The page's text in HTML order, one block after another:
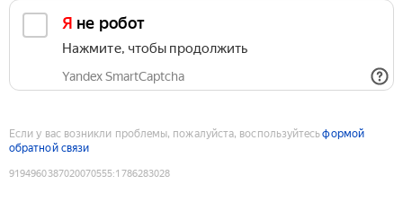
Я не робот
Нажмите, чтобы продолжить
Yandex SmartCaptcha
Если у вас возникли проблемы, пожалуйста, воспользуйтесьформой
обратной связи
9194960387020070555:1786283028